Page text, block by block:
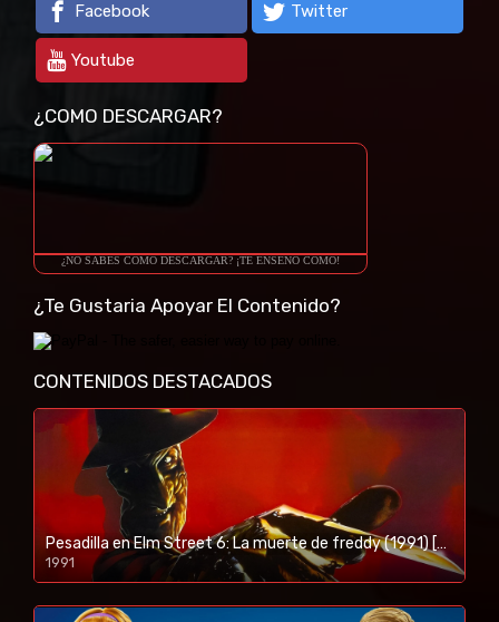
Facebook Twitter
Youtube
¿COMO DESCARGAR?
¿NO SABES COMO DESCARGAR? ¡TE ENSEÑO COMO!
¿Te Gustaria Apoyar El Contenido?
CONTENIDOS DESTACADOS
Pesadilla en Elm Street 6: La muerte de freddy (1991) [BR-RIP] [HD-1080p]
1991